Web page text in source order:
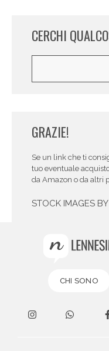
CERCHI
GRAZIE!
Se un link che ti
tuo eventuale
da Amazon o da altri
STOCK IMAGES BY
CHI SONO